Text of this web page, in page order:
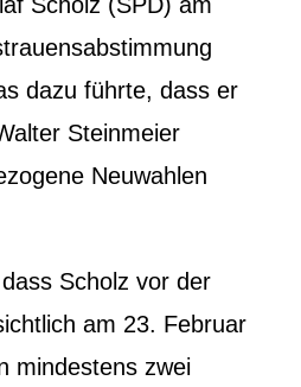
dazu führte, dass er
Steinmeier
Neuwahlen
Scholz vor der
am 23. Februar
mindestens zwei